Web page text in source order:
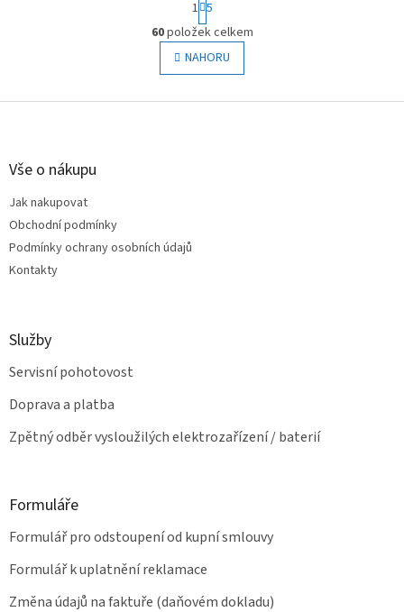
O
v
l
á
t
r
á
n
k
v
1 5
60položek celkem
NAHORU
Z
Vše o nákupu
Jak nakupovat
Obchodní podmínky
Podmínky ochrany osobních údajů
Kontakty
Služby
Servisní pohotovost
Doprava a platba
Zpětný odběr vysloužilých elektrozařízení / baterií
Formuláře
Formulář pro odstoupení od kupní smlouvy
Formulář k uplatnění reklamace
Změna údajů na faktuře (daňovém dokladu)